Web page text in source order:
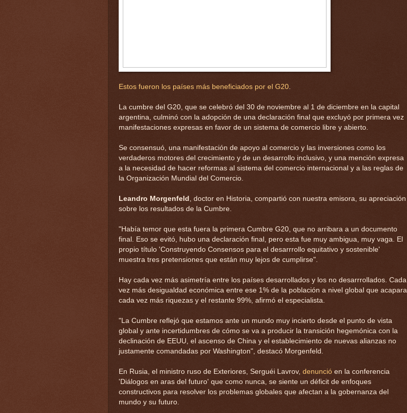
Estos fueron los países más beneficiados por el G20
La cumbre del G20, que se celebró del 30 de noviembre al 1 de diciembre en la capital
argentina, culminó con la adopción de una declaración final que excluyó por primera vez
manifestaciones expresas en favor de un sistema de comercio libre y abierto.
Se consensuó, una manifestación de apoyo al comercio y las inversiones como los
verdaderos motores del crecimiento y de un desarrollo inclusivo, y una mención expresa
a la necesidad de hacer reformas al sistema del comercio internacional y a las reglas de
la Organización Mundial del Comercio.
Leandro Morgenfeld
, doctor en Historia, compartió con nuestra emisora, su apreciación
sobre los resultados de la Cumbre.
"Había temor que esta fuera la primera Cumbre G20, que no arribara a un documento
final. Eso se evitó, hubo una declaración final, pero esta fue muy ambigua, muy vaga. El
propio título 'Construyendo Consensos para el desarrrollo equitativo y sostenible'
muestra tres pretensiones que están muy lejos de cumplirse".
Hay cada vez más asimetría entre los países desarrollados y los no desarrrollados. Cada
vez más desigualdad económica entre ese 1% de la población a nivel global que acapara
cada vez más riquezas y el restante 99%, afirmó el especialista.
"La Cumbre reflejó que estamos ante un mundo muy incierto desde el punto de vista
global y ante incertidumbres de cómo se va a producir la transición hegemónica con la
declinación de EEUU, el ascenso de China y el establecimiento de nuevas alianzas no
justamente comandadas por Washington", destacó Morgenfeld.
En Rusia, el ministro ruso de Exteriores, Serguéi Lavrov, denunció en la conferencia
'Diálogos en aras del futuro' que como nunca, se siente un déficit de enfoques
constructivos para resolver los problemas globales que afectan a la gobernanza del
mundo y su futuro.